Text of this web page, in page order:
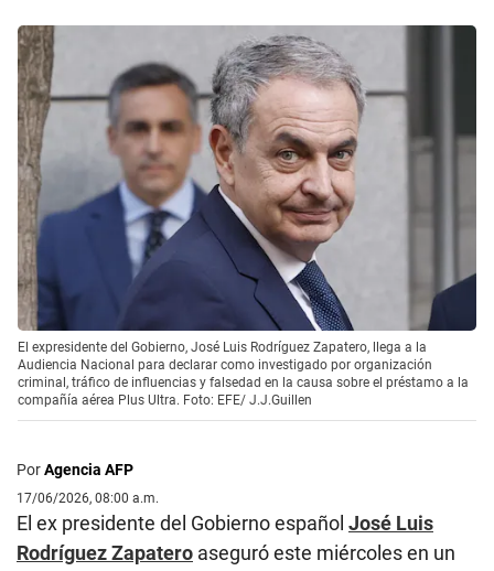
El expresidente del Gobierno, José Luis Rodríguez Zapatero, llega a la
Audiencia Nacional para declarar como investigado por organización
criminal, tráfico de influencias y falsedad en la causa sobre el préstamo a la
compañía aérea Plus Ultra. Foto: EFE/ J.J.Guillen
PorAgencia AFP
17/06/2026, 08:00 a.m.
El ex presidente del Gobierno español José Luis
Rodríguez Zapatero aseguró este miércoles en un